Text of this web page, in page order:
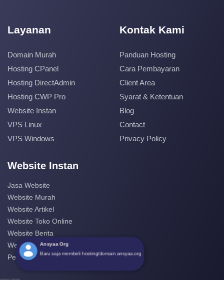
Layanan
Domain Murah
Hosting CPanel
Hosting DirectAdmin
Hosting CWP Pro
Website Instan
VPS Linux
VPS Windows
Kontak Kami
Panduan Hosting
Cara Pembayaran
Client Area
Syarat & Ketentuan
Blog
Contact
Privacy Policy
Website Instan
Jasa Website
Website Murah
Website Artikel
Website Toko Online
Website Berita
Website Perusahaan
Pembuatan Website
Ansyaa Org
Baru saja membeli hosting/domain ansyaa.org